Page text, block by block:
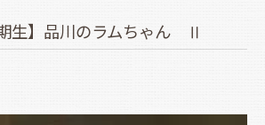
期生】品川のラムちゃん Ⅱ